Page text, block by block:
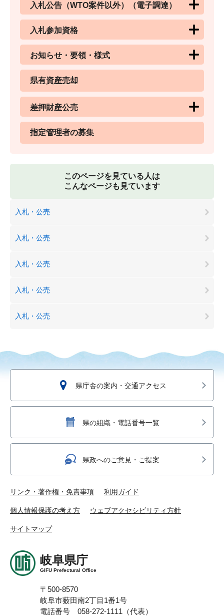
入札公告（WTO案件以外）（電子調達）
入札参加資格
お知らせ・要領・様式
県有資産売却
差押財産公売
指定管理者の募集
このページを見ている人は
こんなページも見ています
入札・公売
入札・公売
入札・公売
入札・公売
入札・公売
県庁舎の案内・交通アクセス
県の組織・電話番号一覧
県政へのご意見・ご提案
リンク・著作権・免責事項 利用ガイド
個人情報保護の考え方 ウェブアクセシビリティ方針
サイトマップ
岐阜県庁
GIFU Prefectural Office
〒500-8570
岐阜市薮田南2丁目1番1号
電話番号 058-272-1111（代表）